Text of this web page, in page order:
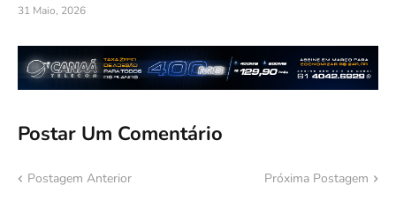
31 Maio, 2026
Postar Um Comentário
Postagem Anterior Próxima Postagem